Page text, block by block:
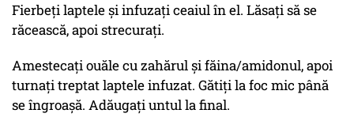
Fierbeți laptele și infuzați ceaiul în el. Lăsați să se
răcească, apoi strecurați.
Amestecați ouăle cu zahărul și făina/amidonul, apoi
turnați treptat laptele infuzat. Gătiți la foc mic până
se îngroașă. Adăugați untul la final.